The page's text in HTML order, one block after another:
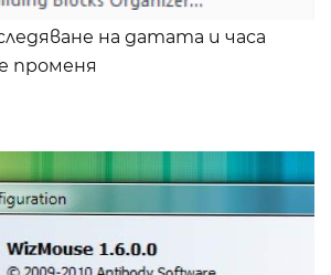
на датата и часа
променя